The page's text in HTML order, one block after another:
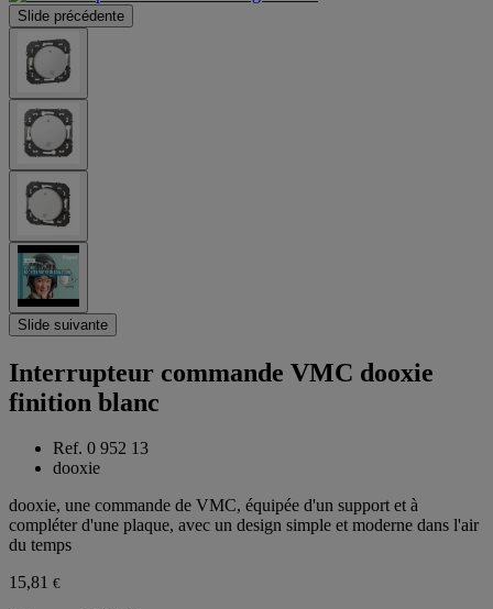
Slide précédente
Slide suivante
Interrupteur commande VMC dooxie
finition blanc
Ref. 0 952 13
dooxie
dooxie, une commande de VMC, équipée d'un support et à
compléter d'une plaque, avec un design simple et moderne dans l'air
du temps
15,81 €